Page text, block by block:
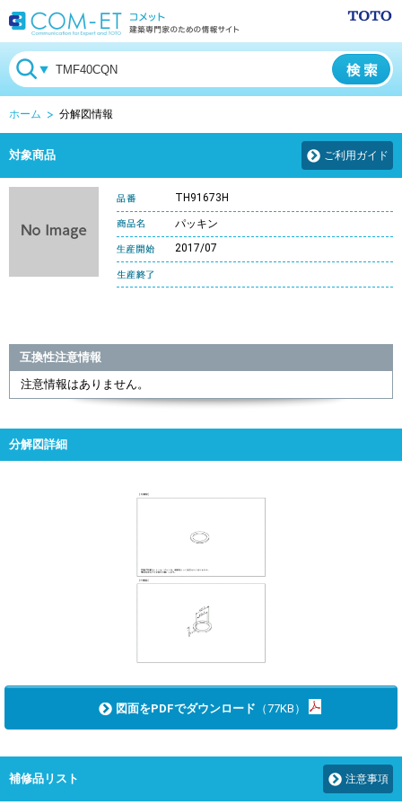
ホーム 分解図情報
対象商品 ご利用ガイド
TH91673H
パッキン
2017/07
互換性注意情報
注意情報はありません。
分解図詳細
図面をPDFでダウンロード （77KB）
補修品リスト 注意事項